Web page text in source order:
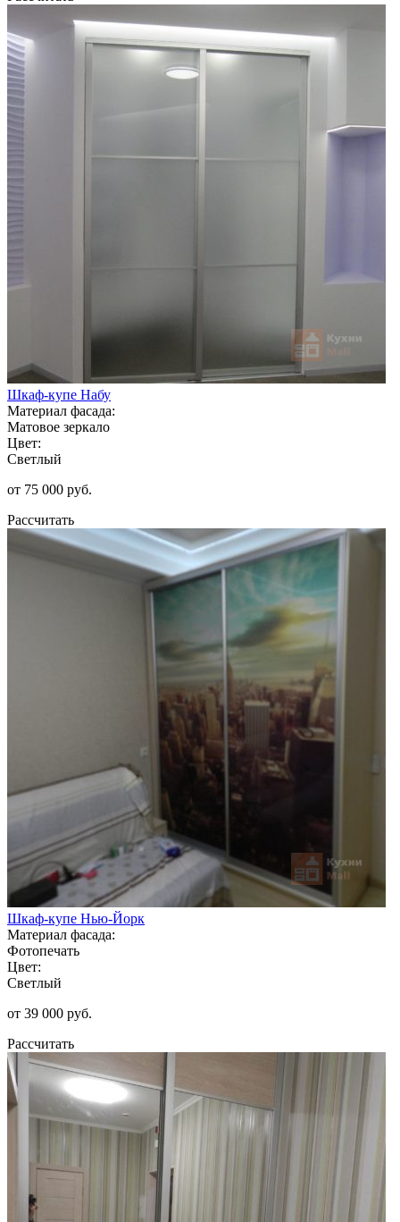
Шкаф-купе Набу
Материал фасада:
Матовое зеркало
Цвет:
Светлый
от 75 000 руб.
Рассчитать
Шкаф-купе Нью-Йорк
Материал фасада:
Фотопечать
Цвет:
Светлый
от 39 000 руб.
Рассчитать